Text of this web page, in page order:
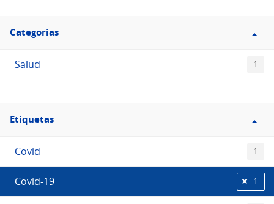
Filtro
Categorias
Categorias
Salud 1
Filtro
Etiquetas
Etiquetas
Covid 1
Covid-19 1